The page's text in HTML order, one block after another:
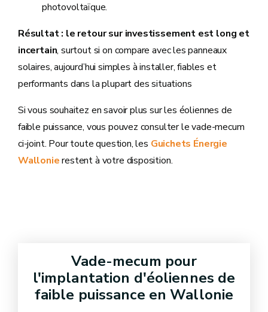
photovoltaïque.
Résultat : le retour sur investissement est long et
incertain, surtout si on compare avec les panneaux
solaires, aujourd’hui simples à installer, fiables et
performants dans la plupart des situations
Si vous souhaitez en savoir plus sur les éoliennes de
faible puissance, vous pouvez consulter le vade-mecum
ci-joint. Pour toute question, les Guichets Énergie
Wallonierestent à votre disposition.
Vade-mecum pour
l'implantation d'éoliennes de
faible puissance en Wallonie